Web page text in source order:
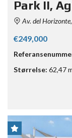
Park II,
Av. del
€249,000
Størrelse: 62,47